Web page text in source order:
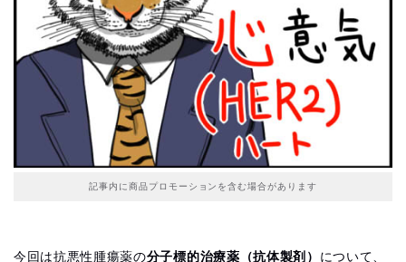
記事内に商品プロモーションを含む場合があります
今回は抗悪性腫瘍薬の分子標的治療薬（抗体製剤） について、